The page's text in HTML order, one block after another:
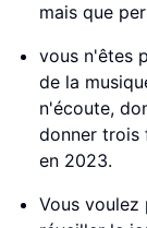
mais que
vous n'êtes
de la
n'écoute,
donner trois
en 2023.
Vous